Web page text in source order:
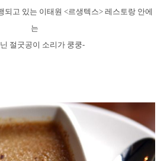
되고 있는 이태원 <르생텍스> 레스토랑 안에
는
절굿공이 소리가 쿵쿵-